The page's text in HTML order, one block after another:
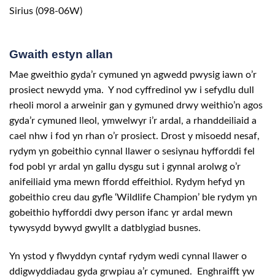
Sirius (098-06W)
Gwaith estyn allan
Mae gweithio gyda’r cymuned yn agwedd pwysig iawn o’r
prosiect newydd yma. Y nod cyffredinol yw i sefydlu dull
rheoli morol a arweinir gan y gymuned drwy weithio’n agos
gyda’r cymuned lleol, ymwelwyr i’r ardal, a rhanddeiliaid a
cael nhw i fod yn rhan o’r prosiect. Drost y misoedd nesaf,
rydym yn gobeithio cynnal llawer o sesiynau hyfforddi fel
fod pobl yr ardal yn gallu dysgu sut i gynnal arolwg o’r
anifeiliaid yma mewn ffordd effeithiol. Rydym hefyd yn
gobeithio creu dau gyfle ‘Wildlife Champion’ ble rydym yn
gobeithio hyfforddi dwy person ifanc yr ardal mewn
tywysydd bywyd gwyllt a datblygiad busnes.
Yn ystod y flwyddyn cyntaf rydym wedi cynnal llawer o
ddigwyddiadau gyda grwpiau a’r cymuned. Enghraifft yw